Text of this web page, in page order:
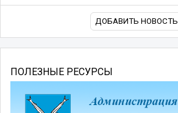
ДОБАВИТЬ НОВОСТЬ
ПОЛЕЗНЫЕ РЕСУРСЫ